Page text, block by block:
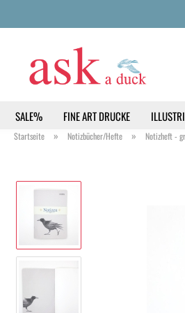
SALE% FINE ART DRUCKE
Startseite » Notizbücher/Hefte » Notizheft -